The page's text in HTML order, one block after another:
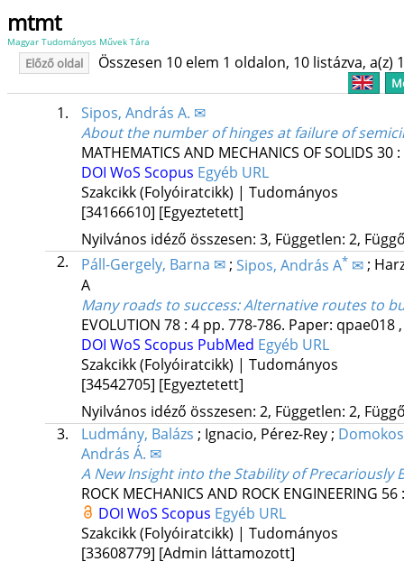
mtmt
Magyar Tudományos Művek Tára
Előző oldal Összesen 10 elem 1 oldalon, 10 listázva, a(z)
1.
Sipos, András A. ✉
About the number of hinges at failure of
MATHEMATICS AND MECHANICS OF SOLIDS 30:
DOI WoS Scopus Egyéb URL
Szakcikk (Folyóiratcikk) | Tudományos
[34166610] [Egyeztetett]
Nyilvános idéző összesen: 3, Független: 2,
2.
Páll-Gergely, Barna ✉; Sipos, András A*✉;
A
Many roads to success: Alternative routes to
EVOLUTION 78: 4 pp. 778-786. Paper: qpae018
DOI WoS Scopus PubMed Egyéb URL
Szakcikk (Folyóiratcikk) | Tudományos
[34542705] [Egyeztetett]
Nyilvános idéző összesen: 2, Független: 2,
3.
Ludmány, Balázs ; Ignacio, Pérez-Rey ;
András Á. ✉
A New Insight into the Stability of Precariously
ROCK MECHANICS AND ROCK ENGINEERING 56
DOI WoS Scopus Egyéb URL
Szakcikk (Folyóiratcikk) | Tudományos
[33608779] [Admin láttamozott]